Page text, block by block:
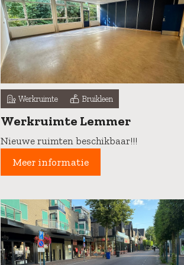
Werkruimte Bruikleen
Werkruimte Lemmer
Nieuwe ruimten beschikbaar!!!
Meer informatie